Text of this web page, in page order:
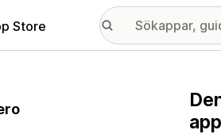
Store